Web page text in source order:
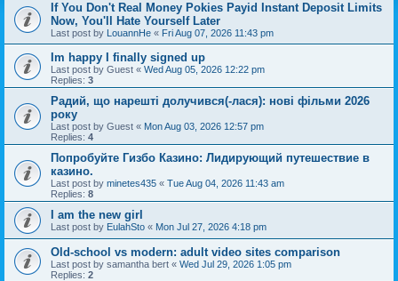
If You Don't Real Money Pokies Payid Instant Deposit Limits
Now, You'll Hate Yourself Later
Last post by LouannHe « Fri Aug 07, 2026 11:43 pm
Im happy I finally signed up
Last post by Guest « Wed Aug 05, 2026 12:22 pm
Replies: 3
Радий, що нарешті долучився(-лася): нові фільми 2026
року
Last post by Guest « Mon Aug 03, 2026 12:57 pm
Replies: 4
Попробуйте Гизбо Казино: Лидирующий путешествие в
казино.
Last post by minetes435 « Tue Aug 04, 2026 11:43 am
Replies: 8
I am the new girl
Last post by EulahSto « Mon Jul 27, 2026 4:18 pm
Old-school vs modern: adult video sites comparison
Last post by samantha bert « Wed Jul 29, 2026 1:05 pm
Replies: 2